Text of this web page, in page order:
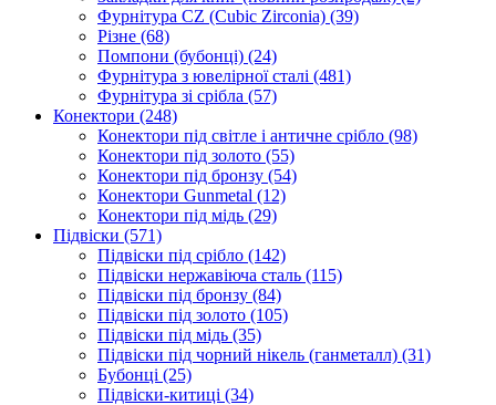
Фурнітура CZ (Cubic Zirconia) (39)
Різне (68)
Помпони (бубонці) (24)
Фурнітура з ювелірної сталі (481)
Фурнітура зі срібла (57)
Конектори (248)
Конектори під світле і античне срібло (98)
Конектори під золото (55)
Конектори під бронзу (54)
Конектори Gunmetal (12)
Конектори під мідь (29)
Підвіски (571)
Підвіски під срібло (142)
Підвіски нержавіюча сталь (115)
Підвіски під бронзу (84)
Підвіски під золото (105)
Підвіски під мідь (35)
Підвіски під чорний нікель (ганметалл) (31)
Бубонці (25)
Підвіски-китиці (34)